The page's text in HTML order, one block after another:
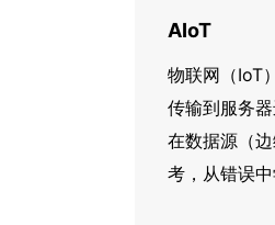
AIoT
物联网（IoT
传输到服务
在数据源（
考，从错误